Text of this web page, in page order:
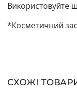
Використовуйте
*Косметичний
СХОЖІ